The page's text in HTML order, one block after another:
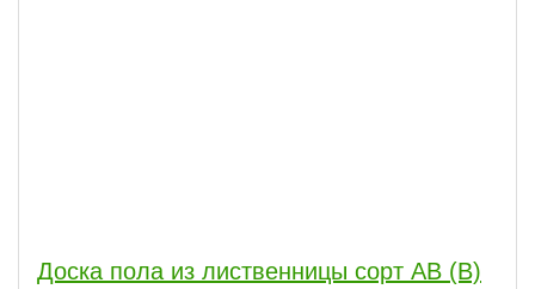
Доска пола из лиственницы сорт АВ (В)